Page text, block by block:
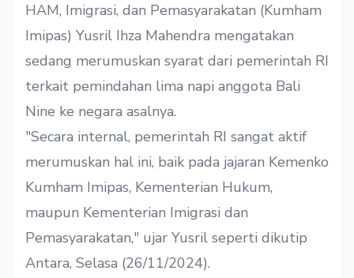
HAM, Imigrasi, dan Pemasyarakatan (Kumham
Imipas) Yusril Ihza Mahendra mengatakan
sedang merumuskan syarat dari pemerintah RI
terkait pemindahan lima napi anggota Bali
Nine ke negara asalnya.
"Secara internal, pemerintah RI sangat aktif
merumuskan hal ini, baik pada jajaran Kemenko
Kumham Imipas, Kementerian Hukum,
maupun Kementerian Imigrasi dan
Pemasyarakatan," ujar Yusril seperti dikutip
Antara, Selasa (26/11/2024).